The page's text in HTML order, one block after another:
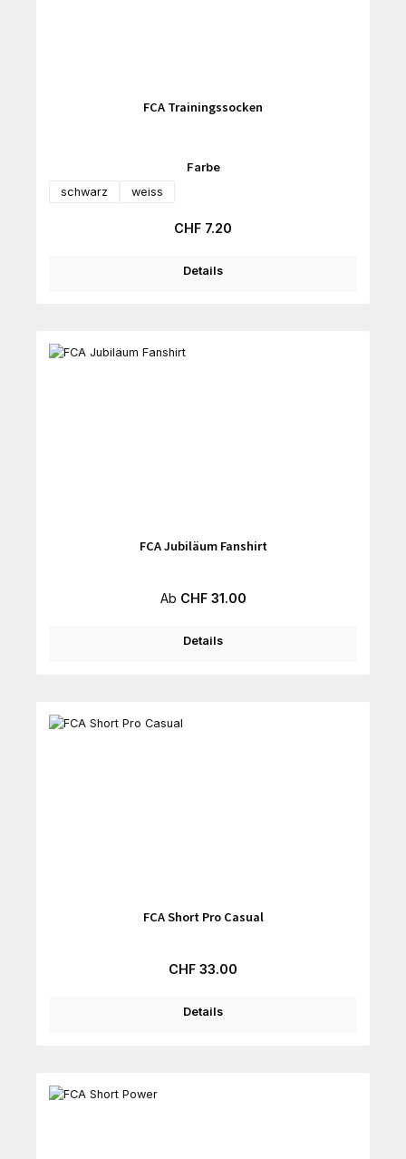
FCA Trainingssocken
Farbeauswählen
schwarz
weiss
Regulärer Preis:
CHF 7.20
Details
FCA Jubiläum Fanshirt
Regulärer Preis:
Ab CHF 31.00
Details
FCA Short Pro Casual
Regulärer Preis:
CHF 33.00
Details